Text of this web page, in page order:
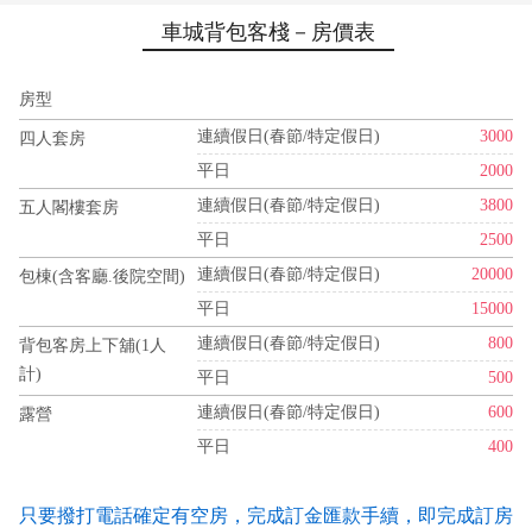
車城背包客棧－房價表
房型
四人套房 連續假日(春節/特定假日)
3000
平日
2000
五人閣樓套房 連續假日(春節/特定假日)
3800
平日
2500
包棟(含客廳.後院空間) 連續假日(春節/特定假日)
20000
平日
15000
背包客房上下舖(1人
計)
連續假日(春節/特定假日)
800
平日
500
露營 連續假日(春節/特定假日)
600
平日
400
只要撥打電話確定有空房，完成訂金匯款手續，即完成訂房